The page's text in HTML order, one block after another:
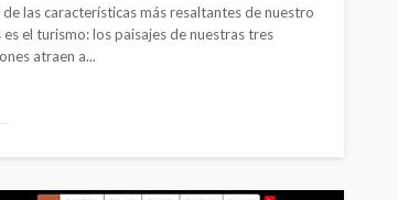
de las características más resaltantes de nuestro
es el turismo: los paisajes de nuestras tres
atraen a...